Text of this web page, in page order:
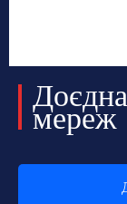
мереж